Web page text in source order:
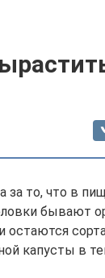
за то, что в
бывают
капусты в